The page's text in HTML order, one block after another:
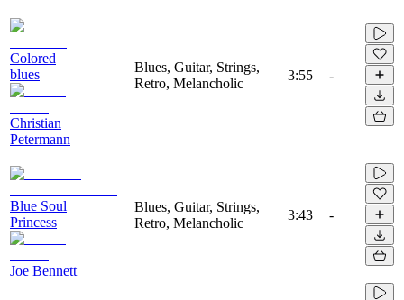
Colored
blues
Christian
Petermann
Blues, Guitar, Strings,
Retro, Melancholic
3:55 -
Blue Soul
Princess
Joe Bennett
Blues, Guitar, Strings,
Retro, Melancholic
3:43 -